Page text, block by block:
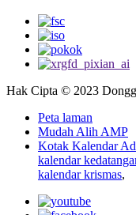
Hak Cipta © 2023
Peta laman
Mudah Alih AMP
Kotak Kalendar
kalendar
kalendar krismas,